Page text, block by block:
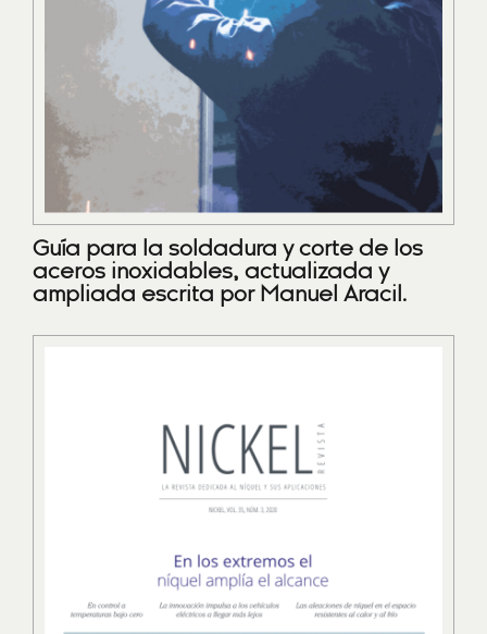
Guía para la soldadura y corte de los
aceros inoxidables, actualizada y
ampliada escrita por Manuel Aracil.